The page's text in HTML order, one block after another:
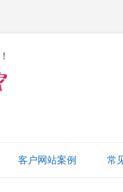
！
客户网站案例 常